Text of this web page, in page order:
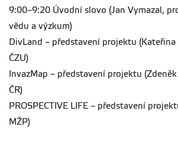
9:00–9:20 Úvodní slovo (Jan Vymazal,
vědu a výzkum)
DivLand – představení projektu (Kateřina
ČZU)
InvazMap – představení projektu
ČR)
PROSPECTIVE LIFE – představení
MŽP)